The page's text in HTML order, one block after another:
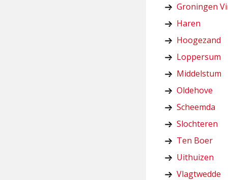
Groningen
Haren
Hoogezand
Loppersum
Middelstum
Oldehove
Scheemda
Slochteren
Ten Boer
Uithuizen
Vlagtwedde